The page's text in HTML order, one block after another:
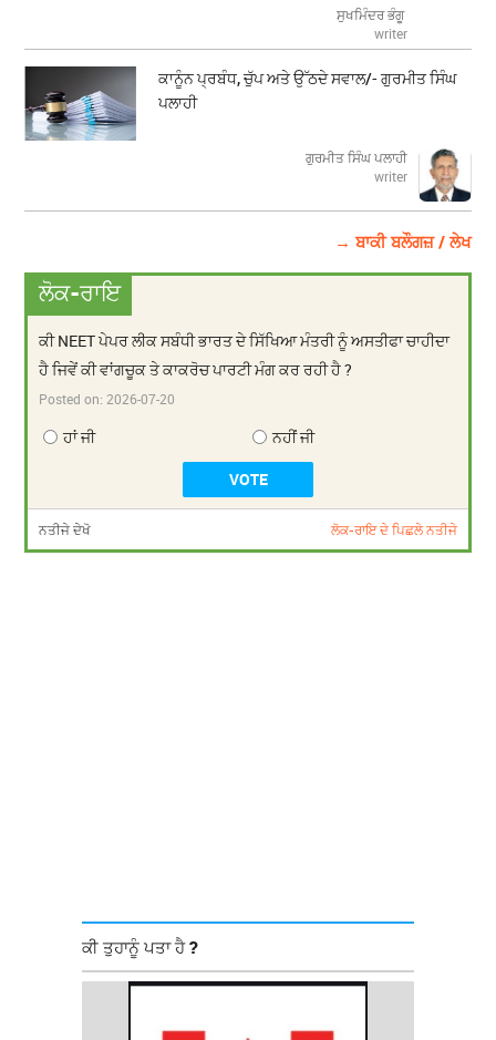
ਸੁਖਮਿੰਦਰ ਭੰਗੂ
writer
ਕਾਨੂੰਨ ਪ੍ਰਬੰਧ, ਚੁੱਪ ਅਤੇ ਉੱਠਦੇ ਸਵਾਲ/- ਗੁਰਮੀਤ ਸਿੰਘ
ਪਲਾਹੀ
ਗੁਰਮੀਤ ਸਿੰਘ ਪਲਾਹੀ
writer
→ ਬਾਕੀ ਬਲੌਗਜ਼ / ਲੇਖ
ਲੋਕ-ਰਾਇ
ਕੀ NEET ਪੇਪਰ ਲੀਕ ਸਬੰਧੀ ਭਾਰਤ ਦੇ ਸਿੱਖਿਆ ਮੰਤਰੀ ਨੂੰ ਅਸਤੀਫਾ ਚਾਹੀਦਾ
ਹੈ ਜਿਵੇਂ ਕੀ ਵਾਂਗਚੂਕ ਤੇ ਕਾਕਰੋਚ ਪਾਰਟੀ ਮੰਗ ਕਰ ਰਹੀ ਹੈ ?
Posted on:2026-07-20
ਹਾਂ ਜੀ ਨਹੀਂ ਜੀ
ਨਤੀਜੇ ਦੇਖੋ ਲੋਕ-ਰਾਇ ਦੇ ਪਿਛਲੇ ਨਤੀਜੇ
ਕੀ ਤੁਹਾਨੂੰ ਪਤਾ ਹੈ ?